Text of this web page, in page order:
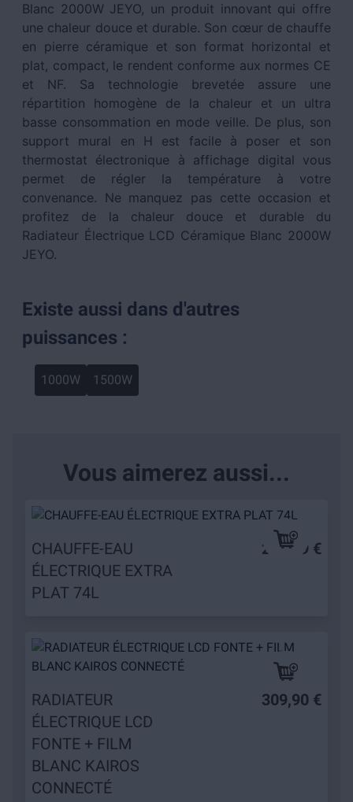
Blanc 2000W JEYO, un produit innovant qui offre
une chaleur douce et durable. Son cœur de chauffe
en pierre céramique et son format horizontal et
plat, compact, le rendent conforme aux normes CE
et NF. Sa technologie brevetée assure une
répartition homogène de la chaleur et un ultra
basse consommation en mode veille. De plus, son
support mural en H est facile à poser et son
thermostat électronique à affichage digital vous
permet de régler la température à votre
convenance. Ne manquez pas cette occasion et
profitez de la chaleur douce et durable du
Radiateur Électrique LCD Céramique Blanc 2000W
JEYO.
Existe aussi dans d'autres
puissances :
1000W 1500W
Vous aimerez aussi...
CHAUFFE-EAU
ÉLECTRIQUE EXTRA
PLAT 74L
232,99 €
RADIATEUR
ÉLECTRIQUE LCD
FONTE + FILM
BLANC KAIROS
CONNECTÉ
309,90 €